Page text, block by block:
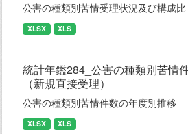
公害の種類別苦情受理状況及び構成比
XLSX XLS
統計年鑑284_公害の種類別苦情
（新規直接受理）
公害の種類別苦情件数の年度別推移
XLSX XLS